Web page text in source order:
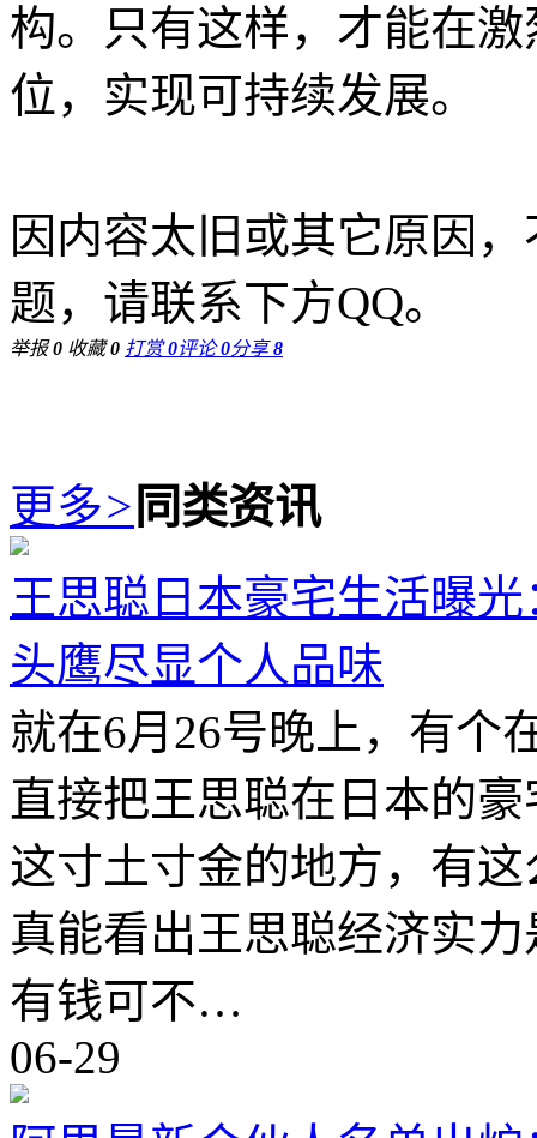
构。只有这样，才能在
位，实现可持续发展。
因内容太旧或其它原因
题，请联系下方QQ。
举报0 收藏0 打赏0评论0分享8
更多> 同类资讯
王思聪日本豪宅生活曝
头鹰尽显个人品味
就在6月26号晚上，有个
直接把王思聪在日本的
这寸土寸金的地方，有
真能看出王思聪经济实
有钱可不…
06-29